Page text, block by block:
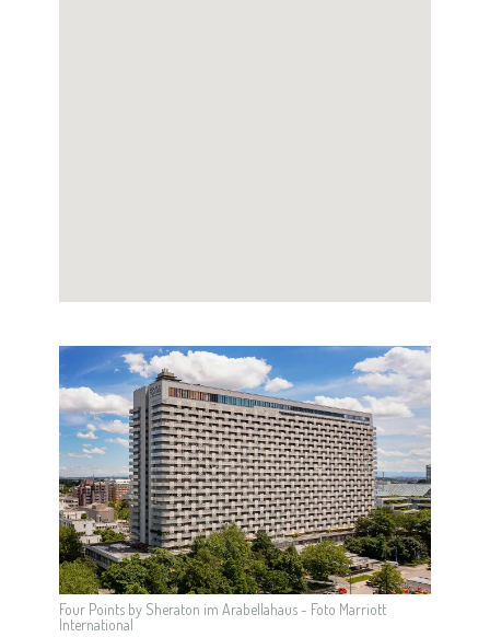
Four Points by Sheraton im Arabellahaus - Foto Marriott
International